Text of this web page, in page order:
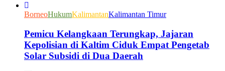
BorneoHukumKalimantanKalimantan Timur
Pemicu Kelangkaan Terungkap, Jajaran
Kepolisian di Kaltim Ciduk Empat Pengetab
Solar Subsidi di Dua Daerah